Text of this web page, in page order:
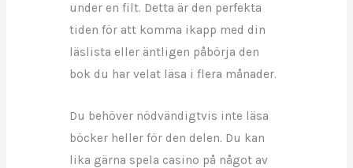
under en filt. Detta är den perfekta
tiden för att komma ikapp med din
läslista eller äntligen påbörja den
bok du har velat läsa i flera månader.
Du behöver nödvändigtvis inte läsa
böcker heller för den delen. Du kan
lika gärna spela casino på något av